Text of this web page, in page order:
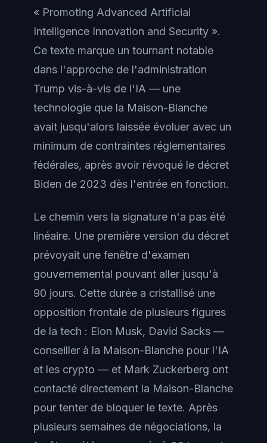
« Promoting Advanced Artificial
Intelligence Innovation and Security ».
Ce texte marque un tournant notable
dans l'approche de l'administration
Trump vis-à-vis de l'IA — une
technologie que la Maison-Blanche
avait jusqu'alors laissée évoluer avec un
minimum de contraintes réglementaires
fédérales, après avoir révoqué le décret
Biden de 2023 dès l'entrée en fonction.
Le chemin vers la signature n'a pas été
linéaire. Une première version du décret
prévoyait une fenêtre d'examen
gouvernemental pouvant aller jusqu'à
90 jours. Cette durée a cristallisé une
opposition frontale de plusieurs figures
de la tech : Elon Musk, David Sacks —
conseiller à la Maison-Blanche pour l'IA
et les crypto — et Mark Zuckerberg ont
contacté directement la Maison-Blanche
pour tenter de bloquer le texte. Après
plusieurs semaines de négociations, la